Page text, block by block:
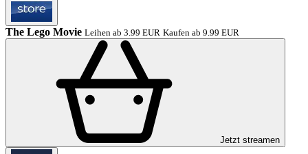
The Lego Movie Leihen ab 3.99 EUR Kaufen ab 9.99 EUR
Jetzt streamen